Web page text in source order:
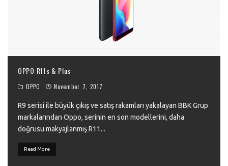
OPPO R11s & Plus
OPPO November 7, 2017
R9 serisi ile büyük çıkış ve satış rakamları yakalayan BBK Grup
markalarından Oppo, serinin en son modellerini, daha
doğrusu makyajlanmış R11...
Read More